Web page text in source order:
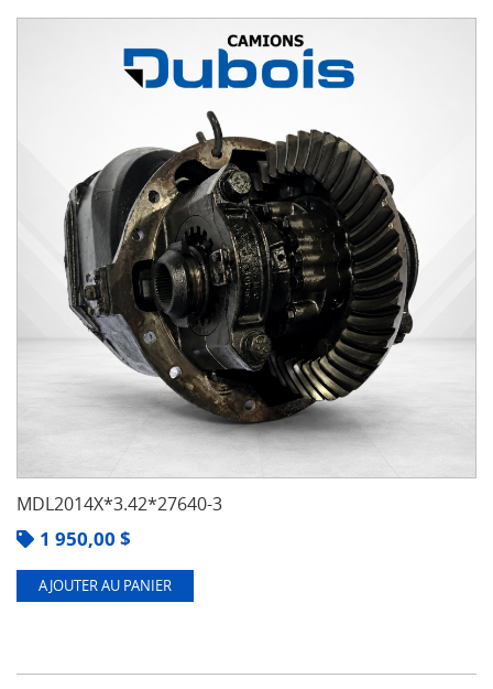
MDL2014X*3.42*27640-3
1 950,00 $
AJOUTER AU PANIER